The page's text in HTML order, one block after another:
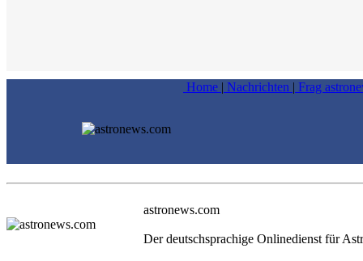
Home | Nachrichten | Frag
astronews.com
Der deutschsprachige Onlinedienst für